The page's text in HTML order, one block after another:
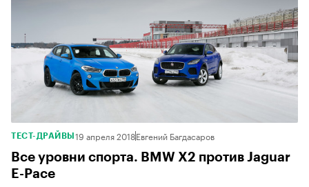
ТЕСТ-ДРАЙВЫ 19 апреля 2018Евгений Багдасаров
Все уровни спорта. BMW X2 против Jaguar
E-Pace